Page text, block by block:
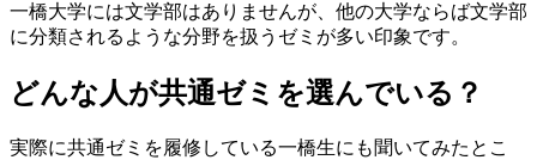
一橋大学には文学部はありませんが、他の大学ならば文学部
に分類されるような分野を扱うゼミが多い印象です。
どんな人が共通ゼミを選んでいる？
実際に共通ゼミを履修している一橋生にも聞いてみたとこ